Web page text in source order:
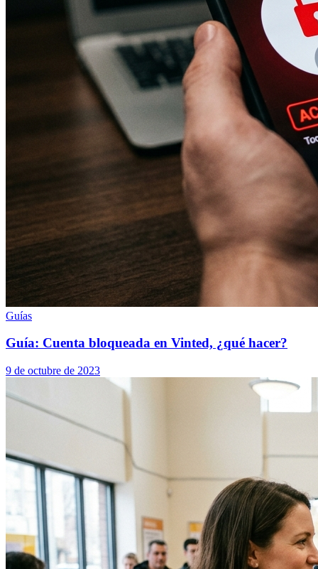
Guías
Guía: Cuenta bloqueada en Vinted, ¿qué hacer?
9 de octubre de 2023